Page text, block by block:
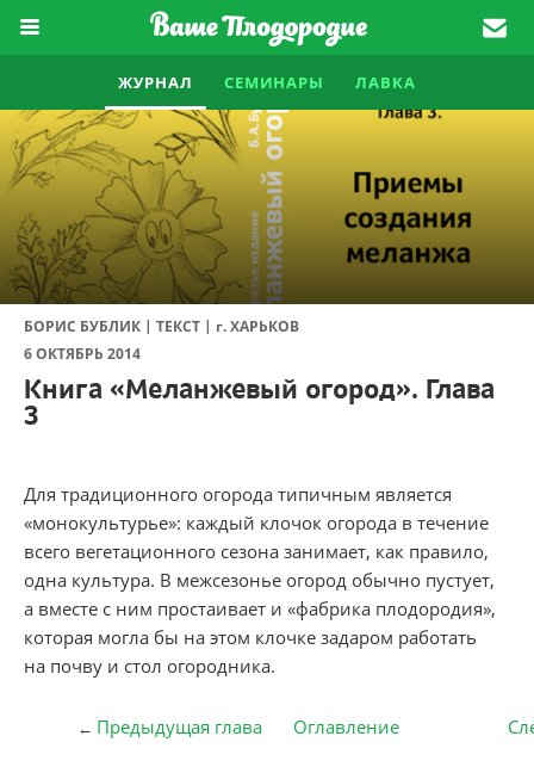
ЖУРНАЛ СЕМИНАРЫ ЛАВКА
БОРИС БУБЛИК | ТЕКСТ | г.ХАРЬКОВ
6 ОКТЯБРЬ 2014
Книга «Меланжевый огород». Глава
3
Для традиционного огорода типичным является
«монокультурье»: каждый клочок огорода в течение
всего вегетационного сезона занимает, как правило,
одна культура. В межсезонье огород обычно пустует,
а вместе с ним простаивает и «фабрика плодородия»,
которая могла бы на этом клочке задаром работать
на почву и стол огородника.
← Предыдущая глава Оглавление